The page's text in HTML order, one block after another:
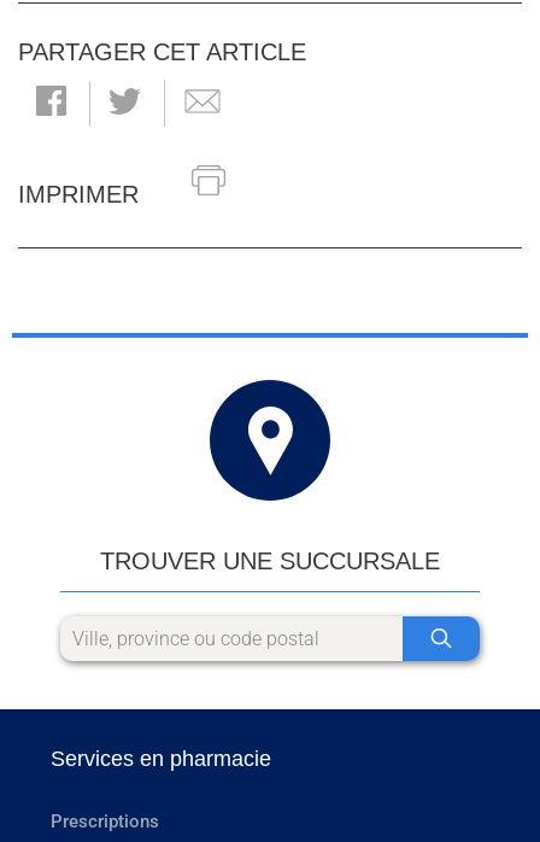
PARTAGER CET ARTICLE
IMPRIMER
TROUVER UNE SUCCURSALE
Services en pharmacie
Prescriptions